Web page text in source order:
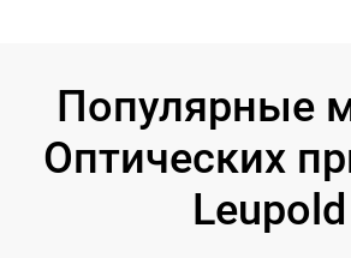
Популярные
Оптических
Leupold